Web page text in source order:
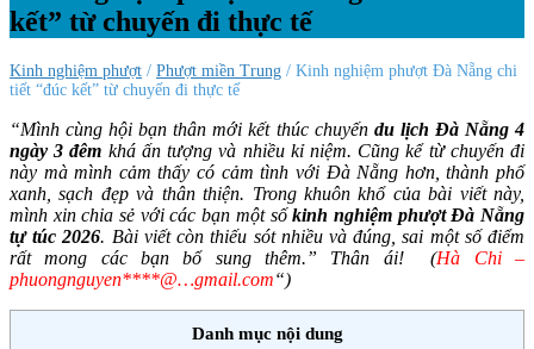
kết” từ chuyến đi thực tế
Kinh nghiệm phượt / Phượt miền Trung / Kinh nghiệm phượt Đà Nẵng chi
tiết “đúc kết” từ chuyến đi thực tế
“Mình cùng hội bạn thân mới kết thúc chuyến du lịch Đà Nẵng 4
ngày 3 đêm khá ấn tượng và nhiều kỉ niệm. Cũng kể từ chuyến đi
này mà mình cảm thấy có cảm tình với Đà Nẵng hơn, thành phố
xanh, sạch đẹp và thân thiện. Trong khuôn khổ của bài viết này,
mình xin chia sẻ với các bạn một sốkinh nghiệm phượt Đà Nẵng
tự túc 2026. Bài viết còn thiếu sót nhiều và đúng, sai một số điểm
rất mong các bạn bổ sung thêm.” Thân ái! (Hà Chi –
phuongnguyen****@…gmail.com“)
Danh mục nội dung